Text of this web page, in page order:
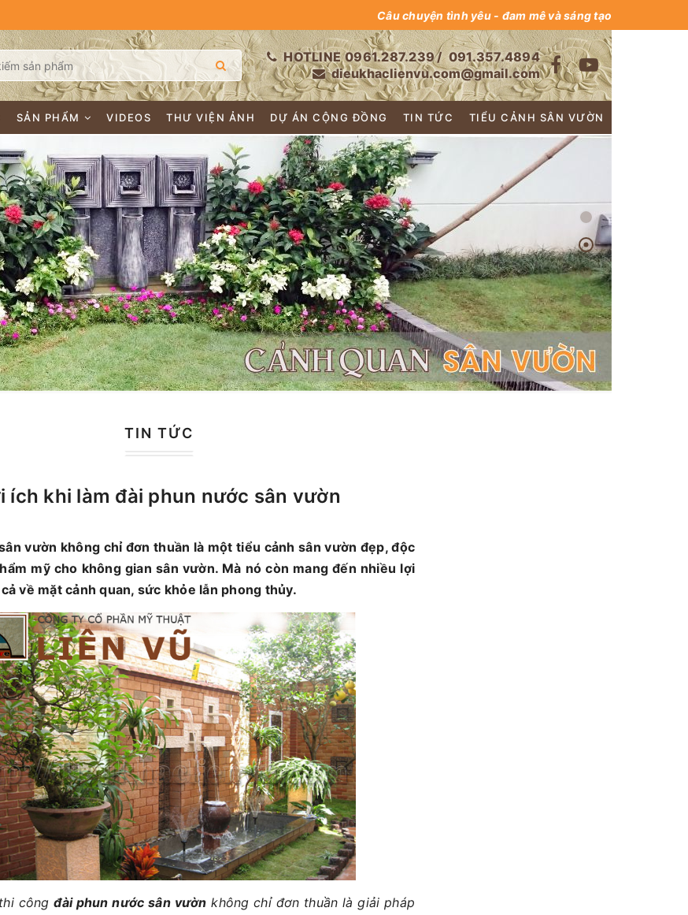
Câu chuyện tình yêu - đam mê và sáng tạo
HOTLINE 0961.287.239/ 091.357.4894
dieukhaclienvu.com@gmail.com
SẢN PHẨM VIDEOS THƯ VIỆN ẢNH DỰ ÁN CỘNG ĐỒNG TIN TỨC TIỂU CẢNH SÂN VƯỜN
TIN TỨC
ích khi làm đài phun nước sân vườn
vườn không chỉ đơn thuần là một tiểu cảnh sân vườn đẹp, độc
mỹ cho không gian sân vườn. Mà nó còn mang đến nhiều lợi
về mặt cảnh quan, sức khỏe lẫn phong thủy.
côngđài phun nước sân vườn không chỉ đơn thuần là giải pháp